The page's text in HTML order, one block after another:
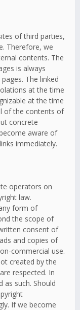
of third parties,
Therefore, we
contents. The
is always
The linked
at the time
at the time
of the contents of
concrete
aware of
immediately.
operators on
law.
form of
the scope of
consent of
and copies of
commercial use.
created by the
respected. In
as such. Should
If we become